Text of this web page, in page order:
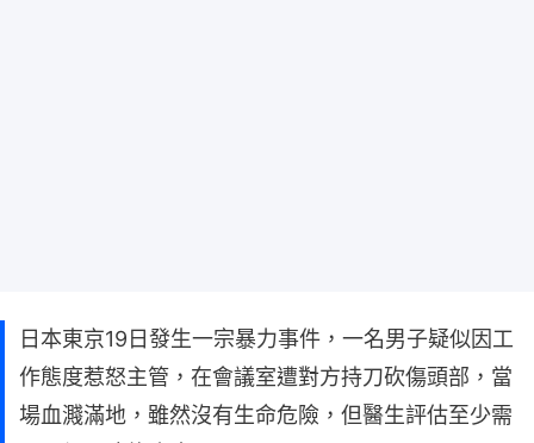
日本東京19日發生一宗暴力事件，一名男子疑似因工
作態度惹怒主管，在會議室遭對方持刀砍傷頭部，當
場血濺滿地，雖然沒有生命危險，但醫生評估至少需